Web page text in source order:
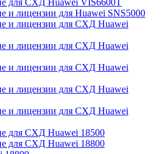
для СХД Huawei VIS6600T
и лицензии для Huawei SNS5000
и лицензии для СХД Huawei
и лицензии для СХД Huawei
и лицензии для СХД Huawei
и лицензии для СХД Huawei
и лицензии для СХД Huawei
для СХД Huawei 18500
для СХД Huawei 18800